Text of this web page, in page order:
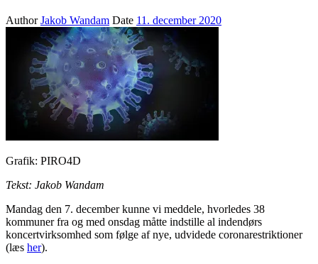
AuthorJakob Wandam Date 11. december 2020
Grafik: PIRO4D
Tekst: Jakob Wandam
Mandag den 7. december kunne vi meddele, hvorledes 38
kommuner fra og med onsdag måtte indstille al indendørs
koncertvirksomhed som følge af nye, udvidede coronarestriktioner
(læs her).